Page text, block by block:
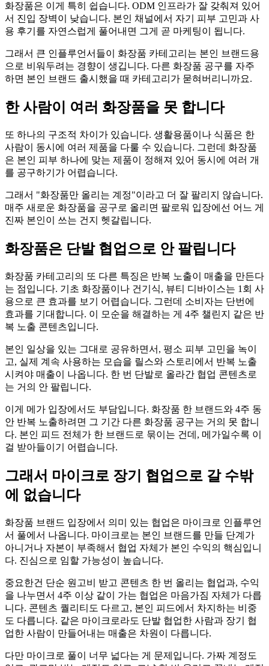
화장품은 이게 특히 쉽습니다. ODM 인프라가 잘 갖춰져 있어
서 진입 장벽이 낮습니다. 본인 채널에서 자기 피부 고민과 사
용 후기를 자연스럽게 풀어내면 그게 곧 마케팅이 됩니다.
그래서 큰 인플루언서들이 화장품 카테고리는 본인 브랜드용
으로 비워두려는 경향이 생깁니다. 다른 화장품 공구를 자주
하면 본인 브랜드 출시했을 때 카테고리가 묻혀버리니까요.
한 사람이 여러 화장품을 못 합니다
또 하나의 구조적 차이가 있습니다. 생활용품이나 식품은 한
사람이 동시에 여러 제품을 다룰 수 있습니다. 그런데 화장품
은 본인 피부 하나에 맞는 제품이 정해져 있어 동시에 여러 개
를 공구하기가 어렵습니다.
그래서 "화장품만 올리는 계정"이라고 더 잘 팔리지 않습니다.
매주 새로운 화장품을 공구로 올리면 팔로워 입장에선 어느 게
진짜 본인이 쓰는 건지 헷갈립니다.
화장품은 단발 협업으로 안 팔립니다
화장품 카테고리의 또 다른 특징은 반복 노출이 매출을 만든다
는 점입니다. 기초 화장품이나 건기식, 뷰티 디바이스는 1회 사
용으로 큰 효과를 보기 어렵습니다. 그런데 소비자는 단번에
효과를 기대합니다. 이 모순을 해결하는 게 4주 챌린지 같은 반
복 노출 콘텐츠입니다.
본인 일상을 있는 그대로 공유하면서, 평소 피부 고민을 녹이
고, 실제 계속 사용하는 모습을 릴스와 스토리에서 반복 노출
시켜야 매출이 나옵니다. 한 번 단발로 올라간 협업 콘텐츠로
는 거의 안 팔립니다.
이게 메가 입장에서도 부담입니다. 화장품 한 브랜드와 4주 동
안 반복 노출하려면 그 기간 다른 화장품 공구는 거의 못 합니
다. 본인 피드 전체가 한 브랜드로 묶이는 건데, 메가일수록 이
걸 받아들이기 어렵습니다.
그래서 마이크로 장기 협업으로 갈 수밖
에 없습니다
화장품 브랜드 입장에서 의미 있는 협업은 마이크로 인플루언
서 풀에서 나옵니다. 마이크로는 본인 브랜드를 만들 단계가
아니거나 자본이 부족해서 협업 자체가 본인 수익의 핵심입니
다. 진심으로 임할 가능성이 높습니다.
중요한건 단순 원고비 받고 콘텐츠 한 번 올리는 협업과, 수익
을 나누면서 4주 이상 같이 가는 협업은 마음가짐 자체가 다릅
니다. 콘텐츠 퀄리티도 다르고, 본인 피드에서 차지하는 비중
도 다릅니다. 같은 마이크로라도 단발 협업한 사람과 장기 협
업한 사람이 만들어내는 매출은 차원이 다릅니다.
다만 마이크로 풀이 너무 넓다는 게 문제입니다. 가짜 계정도